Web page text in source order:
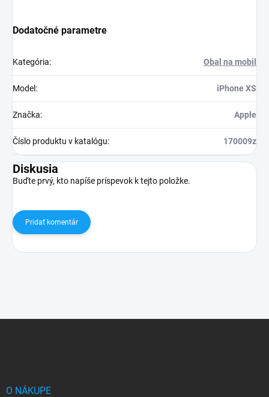
Dodatočné parametre
Kategória: Obal na mobil
Model : iPhone XS
Značka: Apple
Číslo produktu v katalógu: 170009z
Diskusia
Buďte prvý, kto napíše príspevok k tejto položke.
Pridať komentár
O NÁKUPE